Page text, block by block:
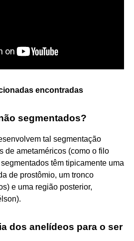
encontradas
segmentados?
tal segmentação
de ametaméricos (como o filo
têm tipicamente uma
de prostômio, um tronco
e uma região posterior,
dos anelídeos para o ser